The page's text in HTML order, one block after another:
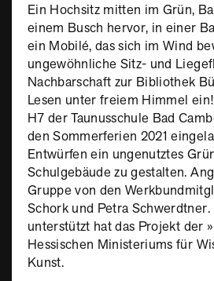
Ein Hochsitz mitten im Grün,
einem Busch hervor, in einer
ein Mobilé, das sich im Wind
ungewöhnliche Sitz- und
Nachbarschaft zur Bibliothek
Lesen unter freiem Himmel
H7 der Taunusschule Bad
den Sommerferien 2021
Entwürfen ein ungenutztes
Schulgebäude zu gestalten.
Gruppe von den
Schork und Petra
unterstützt hat das Projekt der
Hessischen Ministeriums für
Kunst.